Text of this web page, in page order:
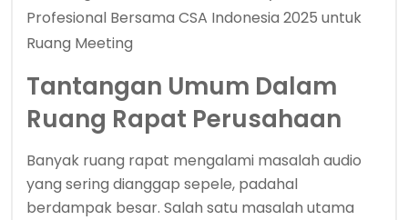
Profesional Bersama CSA Indonesia 2025 untuk
Ruang Meeting
Tantangan Umum Dalam
Ruang Rapat Perusahaan
Banyak ruang rapat mengalami masalah audio
yang sering dianggap sepele, padahal
berdampak besar. Salah satu masalah utama